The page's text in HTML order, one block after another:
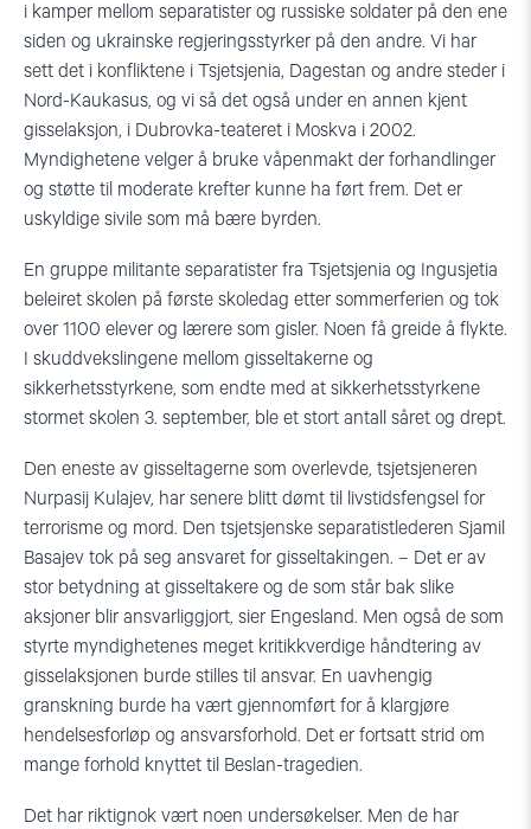
i kamper mellom separatister og russiske soldater på den ene
siden og ukrainske regjeringsstyrker på den andre. Vi har
sett det i konfliktene i Tsjetsjenia, Dagestan og andre steder i
Nord-Kaukasus, og vi så det også under en annen kjent
gisselaksjon, i Dubrovka-teateret i Moskva i 2002.
Myndighetene velger å bruke våpenmakt der forhandlinger
og støtte til moderate krefter kunne ha ført frem. Det er
uskyldige sivile som må bære byrden.
En gruppe militante separatister fra Tsjetsjenia og Ingusjetia
beleiret skolen på første skoledag etter sommerferien og tok
over 1100 elever og lærere som gisler. Noen få greide å flykte.
I skuddvekslingene mellom gisseltakerne og
sikkerhetsstyrkene, som endte med at sikkerhetsstyrkene
stormet skolen 3. september, ble et stort antall såret og drept.
Den eneste av gisseltagerne som overlevde, tsjetsjeneren
Nurpasij Kulajev, har senere blitt dømt til livstidsfengsel for
terrorisme og mord. Den tsjetsjenske separatistlederen Sjamil
Basajev tok på seg ansvaret for gisseltakingen. – Det er av
stor betydning at gisseltakere og de som står bak slike
aksjoner blir ansvarliggjort, sier Engesland. Men også de som
styrte myndighetenes meget kritikkverdige håndtering av
gisselaksjonen burde stilles til ansvar. En uavhengig
granskning burde ha vært gjennomført for å klargjøre
hendelsesforløp og ansvarsforhold. Det er fortsatt strid om
mange forhold knyttet til Beslan-tragedien.
Det har riktignok vært noen undersøkelser. Men de har